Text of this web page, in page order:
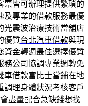
票皆可辦理提供繁瑣的
及專業的借款服務最優
光震波治療技術當舖店
優質台北汽車借款與現
資金轉週最佳選擇優質
務公司協調專業週轉免
車借款富比士當鋪在地
調理身體狀況考核客戶
會盡量配合急缺錢想找